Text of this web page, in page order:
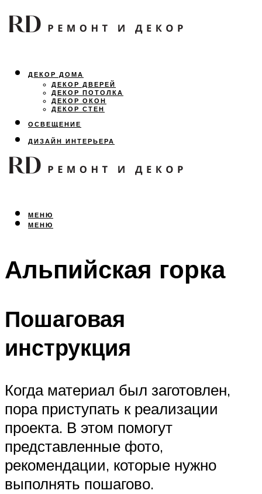
ДЕКОР ДОМА
ДЕКОР ДВЕРЕЙ
ДЕКОР ПОТОЛКА
ДЕКОР ОКОН
ДЕКОР СТЕН
ОСВЕЩЕНИЕ
ДИЗАЙН ИНТЕРЬЕРА
ЛАНДШАФТНЫЙ ДИЗАЙН
ВСЕ ПРО РЕМОНТ
МЕНЮ
МЕНЮ
Альпийская горка
Пошаговая
инструкция
Когда материал был заготовлен,
пора приступать к реализации
проекта. В этом помогут
представленные фото,
рекомендации, которые нужно
выполнять пошагово.